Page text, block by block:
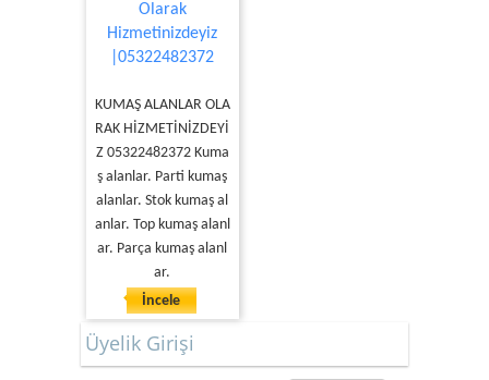
Olarak
Hizmetinizdeyiz
|05322482372
KUMAŞ ALANLAR OLA
RAK HİZMETİNİZDEYİ
Z 05322482372 Kuma
ş alanlar. Parti kumaş
alanlar. Stok kumaş al
anlar. Top kumaş alanl
ar. Parça kumaş alanl
ar.
İncele
Üyelik Girişi